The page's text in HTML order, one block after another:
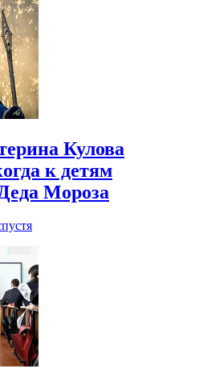
Кулова
к детям
Мороза